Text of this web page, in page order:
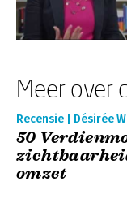
Meer over
Recensie | Désirée
50
omzet